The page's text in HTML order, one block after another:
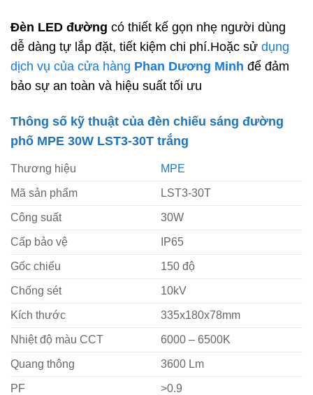
Đèn LED đường có thiết kế gọn nhẹ người dùng
dễ dàng tự lắp đặt, tiết kiệm chi phí.Hoặc sử dụng
dịch vụ của cửa hàng Phan Dương Minh để đảm
bảo sự an toàn và hiệu suất tối ưu
Thông số kỹ thuật của đèn chiếu sáng đường
phố MPE 30W LST3-30T trắng
Thương hiệu MPE
Mã sản phẩm LST3-30T
Công suất 30W
Cấp bảo vệ IP65
Gốc chiếu 150 độ
Chống sét 10kV
Kích thước 335x180x78mm
Nhiệt độ màu CCT 6000 – 6500K
Quang thông 3600 Lm
PF >0.9